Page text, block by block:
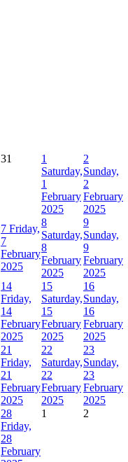
31
1
Saturday,
1
February
2025
2
Sunday,
2
February
2025
7 Friday,
7
February
2025
8
Saturday,
8
February
2025
9
Sunday,
9
February
2025
14
Friday,
14
February
2025
15
Saturday,
15
February
2025
16
Sunday,
16
February
2025
21
Friday,
21
February
2025
22
Saturday,
22
February
2025
23
Sunday,
23
February
2025
28
Friday,
28
February
1 2